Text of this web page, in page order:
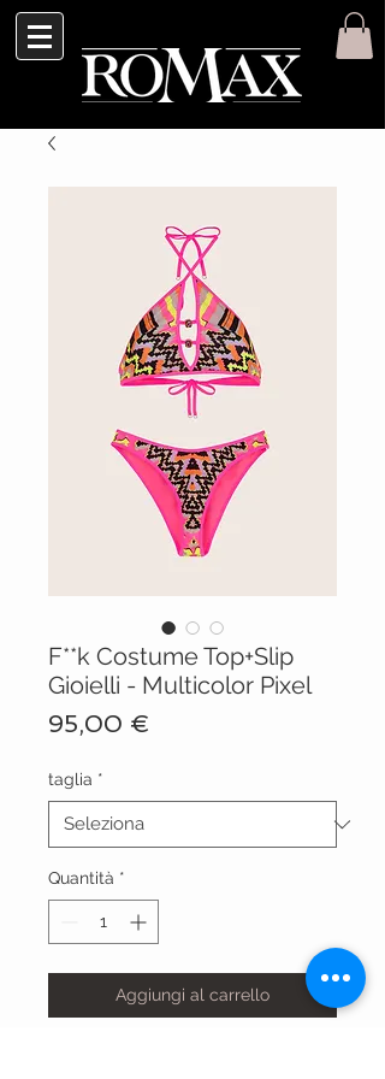
F**k Costume Top+Slip
Gioielli - Multicolor Pixel
95,00 €
taglia *
Quantità *
Aggiungi al carrello